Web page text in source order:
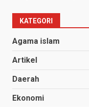
KATEGORI
Agama islam
Artikel
Daerah
Ekonomi